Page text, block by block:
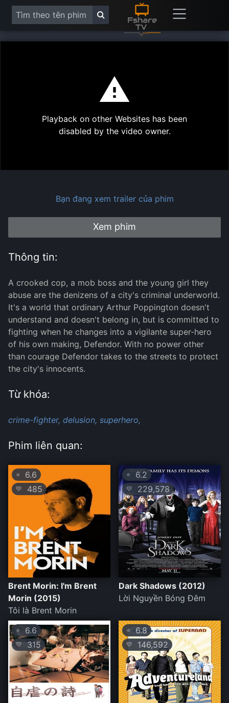
Play
Playback on other Websites has been
disabled by the video owner.
Bạn đang xem trailer của phim
Xem phim
Thông tin:
A crooked cop, a mob boss and the young girl they
abuse are the denizens of a city's criminal underworld.
It's a world that ordinary Arthur Poppington doesn't
understand and doesn't belong in, but is committed to
fighting when he changes into a vigilante super-hero
of his own making, Defendor. With no power other
than courage Defendor takes to the streets to protect
the city's innocents.
Từ khóa:
crime-fighter, delusion, superhero,
Phim liên quan:
⭐ 6.6
💛 485
Brent Morin: I'm Brent
Morin (2015)
Tôi là Brent Morin
⭐ 6.2
💛 229,578
Dark Shadows (2012)
Lời Nguyền Bóng Đêm
⭐ 6.6
💛 315
⭐ 6.8
💛 146,592